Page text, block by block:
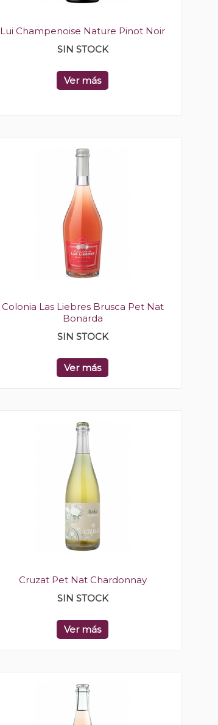
Lui Champenoise Nature Pinot Noir
SIN STOCK
Ver más
Colonia Las Liebres Brusca Pet Nat
Bonarda
SIN STOCK
Ver más
Cruzat Pet Nat Chardonnay
SIN STOCK
Ver más